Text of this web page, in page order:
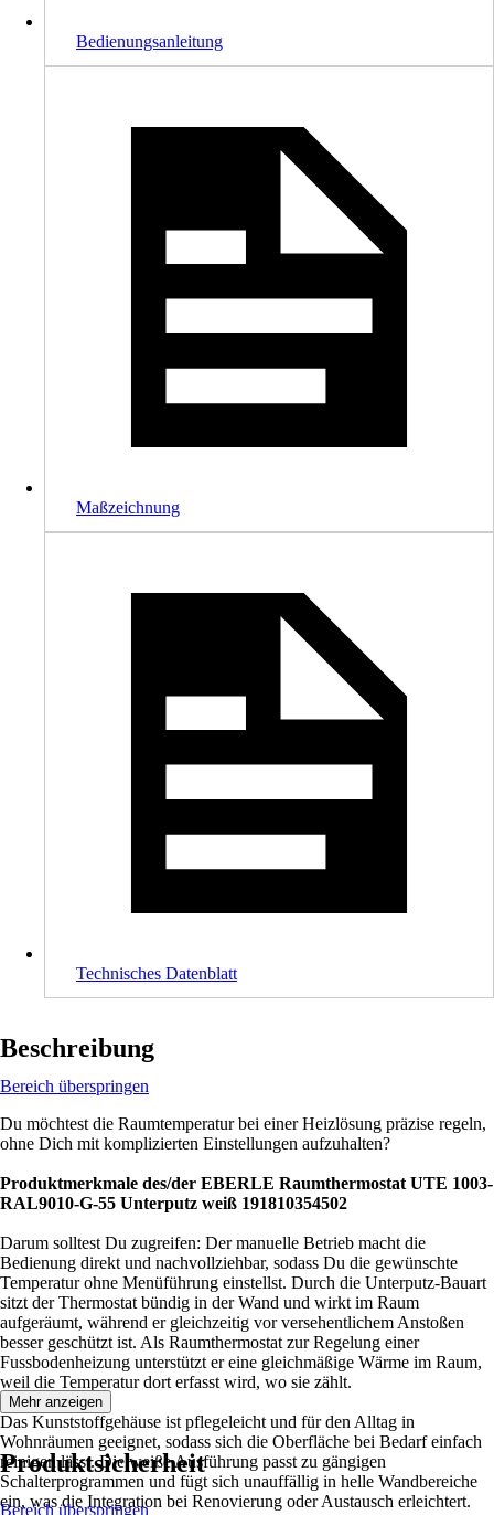
Bedienungsanleitung
Maßzeichnung
Technisches Datenblatt
Beschreibung
Bereich überspringen
Du möchtest die Raumtemperatur bei einer Heizlösung präzise regeln,
ohne Dich mit komplizierten Einstellungen aufzuhalten?
Produktmerkmale des/der EBERLE Raumthermostat UTE 1003-
RAL9010-G-55 Unterputz weiß 191810354502
Darum solltest Du zugreifen: Der manuelle Betrieb macht die
Bedienung direkt und nachvollziehbar, sodass Du die gewünschte
Temperatur ohne Menüführung einstellst. Durch die Unterputz-Bauart
sitzt der Thermostat bündig in der Wand und wirkt im Raum
aufgeräumt, während er gleichzeitig vor versehentlichem Anstoßen
besser geschützt ist. Als Raumthermostat zur Regelung einer
Fussbodenheizung unterstützt er eine gleichmäßige Wärme im Raum,
weil die Temperatur dort erfasst wird, wo sie zählt.
Das Kunststoffgehäuse ist pflegeleicht und für den Alltag in
Wohnräumen geeignet, sodass sich die Oberfläche bei Bedarf einfach
reinigen lässt. Die weiße Ausführung passt zu gängigen
Schalterprogrammen und fügt sich unauffällig in helle Wandbereiche
ein, was die Integration bei Renovierung oder Austausch erleichtert.
Mehr anzeigen
Produktsicherheit
Bereich überspringen